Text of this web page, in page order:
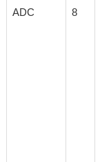
ADC 8